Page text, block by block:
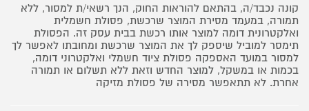
קונה נכבד/ה, בהתאם להוראות החוק, הנך רשאי/ת למסור, ללא
תמורה, במעמד מסירת המוצר שרכשת, פסולת חשמלית
ואלקטרונית דומה למוצר אותו רכשת בבית עסק זה. הפסולת
תימסר למוביל שיספק לך את המוצר שרכשת ומחובתו לאפשר לך
למסור במועד האספקה פסולת ציוד חשמלי ואלקטרוני דומה,
בכמות או במשקל, למוצר החדש וזאת ללא תשלום או תמורה
אחרת. לא תתאפשר מסירה של פסולת מזיקה